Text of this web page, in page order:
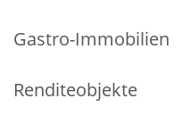
Gastro-Immobilien
Renditeobjekte